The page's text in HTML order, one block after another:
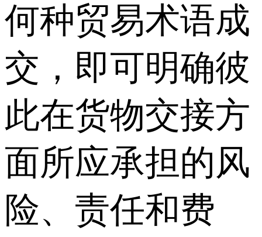
何种贸易术语成
交，即可明确彼
此在货物交接方
面所应承担的风
险、责任和费